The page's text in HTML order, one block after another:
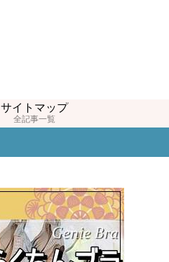
サイトマップ
全記事一覧